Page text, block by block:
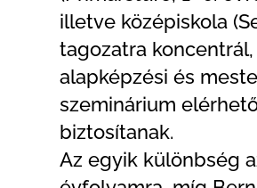
illetve középiskola
tagozatra
alapképzési és
szeminárium
biztosítanak.
Az egyik különbség